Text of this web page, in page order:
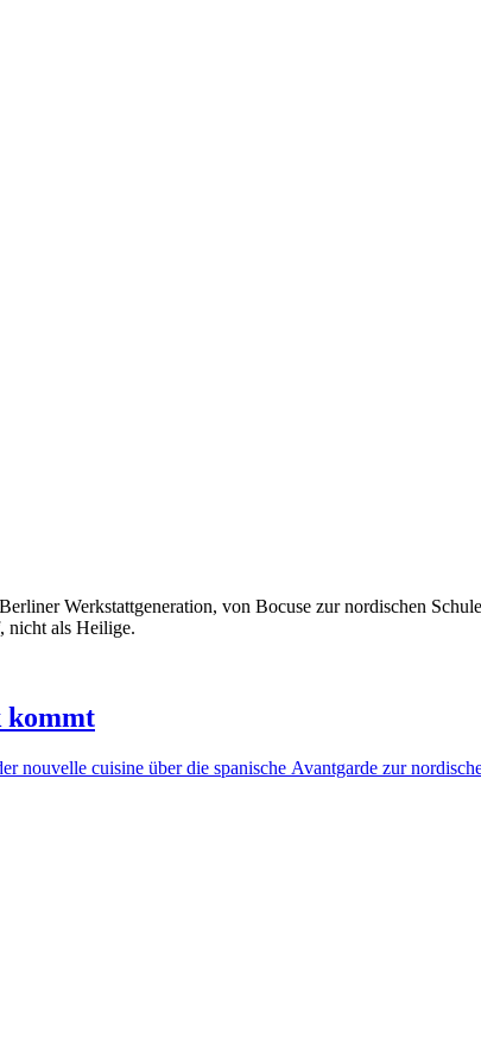
Werkstattgeneration, von Bocuse zur nordischen
nicht als Heilige.
kommt
nouvelle cuisine über die spanische Avantgarde zur